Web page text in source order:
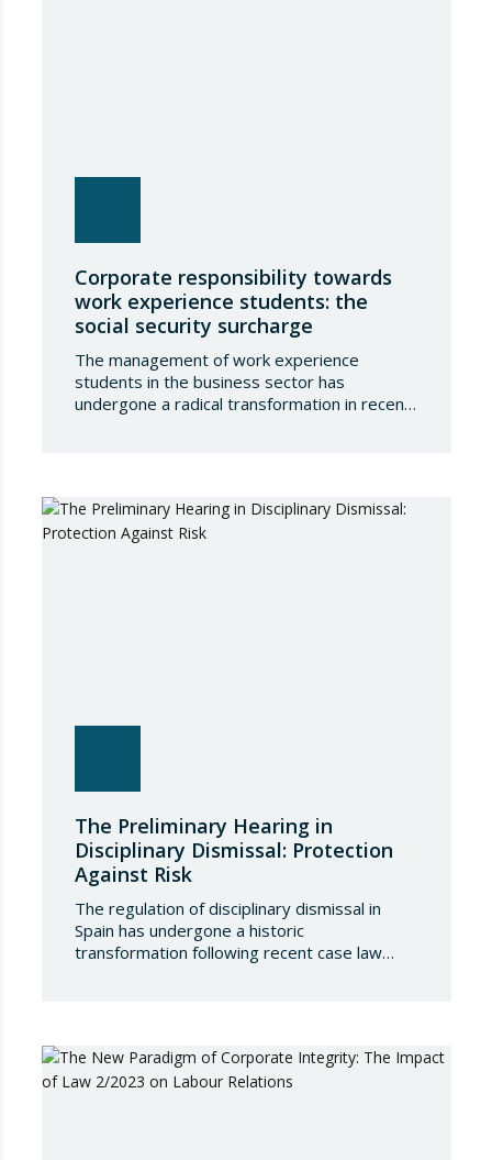
Corporate responsibility towards
work experience students: the
social security surcharge
The management of work experience
students in the business sector has
undergone a radical transformation in recent
obligations regarding registration and
contributions, but also places a direct and
The Preliminary Hearing in
Disciplinary Dismissal: Protection
Against Risk
The regulation of disciplinary dismissal in
Spain has undergone a historic
transformation following recent case law
substantive requirements set out in the
Workers’ Statute now requires an additional